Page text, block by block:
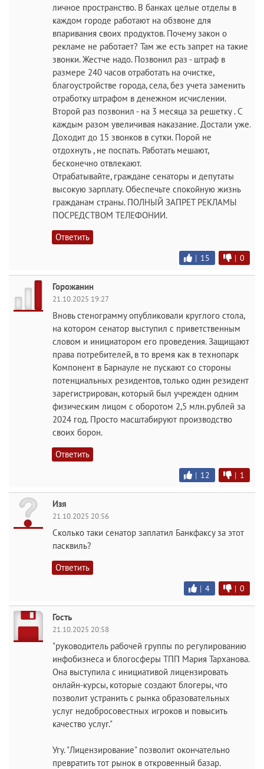
личное пространство. В банках целые отделы в
каждом городе работают на обзвоне для
впаривания своих продуктов. Почему закон о
рекламе не работает? Там же есть запрет на такие
звонки. Жестче надо. Позвонил раз - штраф в
размере 240 часов отработать на очистке,
благоустройстве города, села, без учета заменить
отработку штрафом в денежном исчислении.
Второй раз позвонил - на 3 месяца за решетку . С
каждым разом увеличивая наказание. Достали уже.
Доходит до 15 звонков в сутки. Порой не
отдохнуть , не поспать. Работать мешают,
бесконечно отвлекают.
Отрабатывайте, граждане сенаторы и депутаты
высокую зарплату. Обеспечьте спокойную жизнь
гражданам страны. ПОЛНЫЙ ЗАПРЕТ РЕКЛАМЫ
ПОСРЕДСТВОМ ТЕЛЕФОНИИ.
Ответить
| 15 | 0
Горожанин
21.10.2025 19:27
Вновь стенограмму опубликовали круглого стола,
на котором сенатор выступил с приветственным
словом и инициатором его проведения. Защищают
права потребителей, в то время как в технопарк
Компонент в Барнауле не пускают со стороны
потенциальных резидентов, только один резидент
зарегистрирован, который был учрежден одним
физическим лицом с оборотом 2,5 млн.рублей за
2024 год. Просто масштабируют производство
своих борон.
Ответить
| 12 | 1
Изя
21.10.2025 20:56
Сколько таки сенатор заплатил Банкфаксу за этот
пасквиль?
Ответить
| 4 | 0
Гость
21.10.2025 20:58
"руководитель рабочей группы по регулированию
инфобизнеса и блогосферы ТПП Мария Тарханова.
Она выступила с инициативой лицензировать
онлайн-курсы, которые создают блогеры, что
позволит устранить с рынка образовательных
услуг недобросовестных игроков и повысить
качество услуг."
Угу. "Лицензирование" позволит окончательно
превратить тот рынок в откровенный базар.